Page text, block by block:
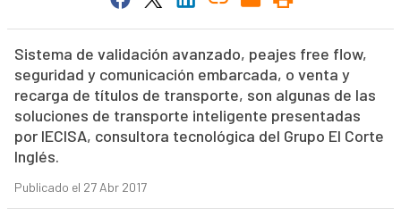
Sistema de validación avanzado, peajes free flow,
seguridad y comunicación embarcada, o venta y
recarga de títulos de transporte, son algunas de las
soluciones de transporte inteligente presentadas
por IECISA, consultora tecnológica del Grupo El Corte
Inglés.
Publicado el 27 Abr 2017